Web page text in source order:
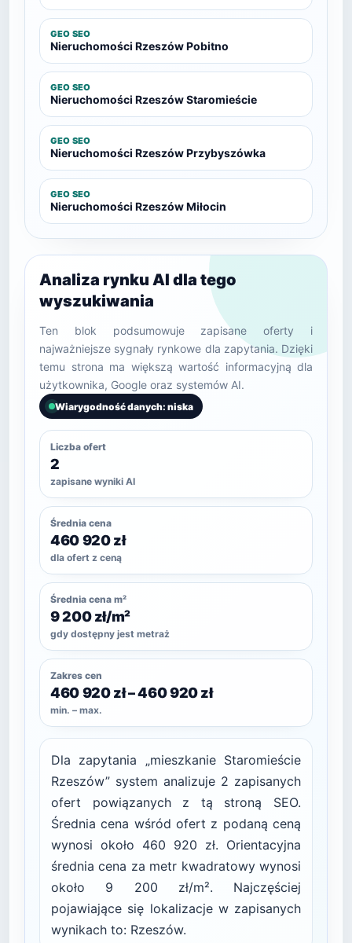
GEO SEO
Nieruchomości Rzeszów Pobitno
GEO SEO
Nieruchomości Rzeszów Staromieście
GEO SEO
Nieruchomości Rzeszów Przybyszówka
GEO SEO
Nieruchomości Rzeszów Miłocin
Analiza rynku AI dla tego
wyszukiwania
Ten blok podsumowuje zapisane oferty i
najważniejsze sygnały rynkowe dla zapytania. Dzięki
temu strona ma większą wartość informacyjną dla
użytkownika, Google oraz systemów AI.
Wiarygodność danych: niska
Liczba ofert
2
zapisane wyniki AI
Średnia cena
460 920 zł
dla ofert z ceną
Średnia cena m²
9 200 zł/m²
gdy dostępny jest metraż
Zakres cen
460 920 zł – 460 920 zł
min. – max.
Dla zapytania „mieszkanie Staromieście
Rzeszów” system analizuje 2 zapisanych
ofert powiązanych z tą stroną SEO.
Średnia cena wśród ofert z podaną ceną
wynosi około 460 920 zł. Orientacyjna
średnia cena za metr kwadratowy wynosi
około 9 200 zł/m². Najczęściej
pojawiające się lokalizacje w zapisanych
wynikach to: Rzeszów.